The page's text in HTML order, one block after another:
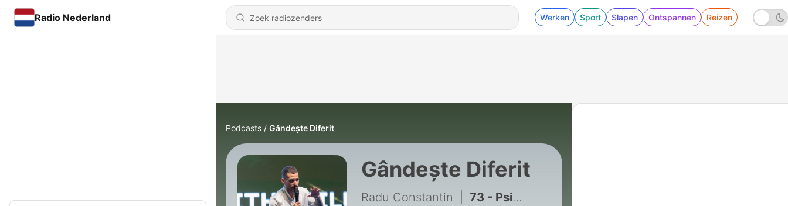
Radio Nederland Werken Sport Slapen Ontspannen Reizen
Podcasts Gândește Diferit
Gândește Diferit
Radu Constantin 73 - Psiholog Relații: De Ce Alegi Mereu Același Partener, Doar Cu Altă Față - Bogdana Pacurari